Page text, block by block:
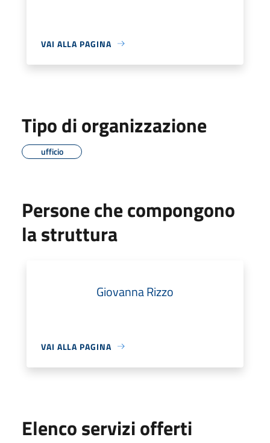
VAI ALLA PAGINA
Tipo di organizzazione
ufficio
Persone che compongono
la struttura
Giovanna Rizzo
VAI ALLA PAGINA
Elenco servizi offerti